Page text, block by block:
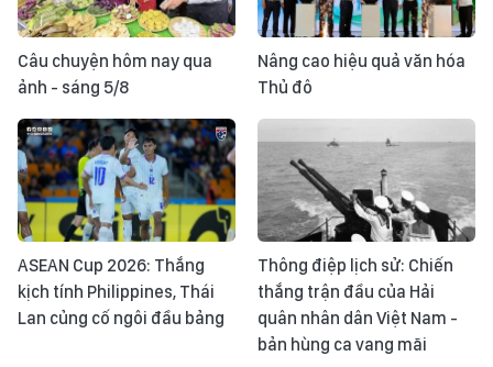
Câu chuyện hôm nay qua
ảnh - sáng 5/8
Nâng cao hiệu quả văn hóa
Thủ đô
ASEAN Cup 2026: Thắng
kịch tính Philippines, Thái
Lan củng cố ngôi đầu bảng
Thông điệp lịch sử: Chiến
thắng trận đầu của Hải
quân nhân dân Việt Nam -
bản hùng ca vang mãi